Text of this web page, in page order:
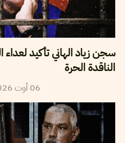
سجن زياد الهاني تأكيد
الناقدة الحرة
06 أوت